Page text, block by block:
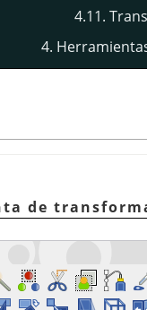
4.11.
4.
de